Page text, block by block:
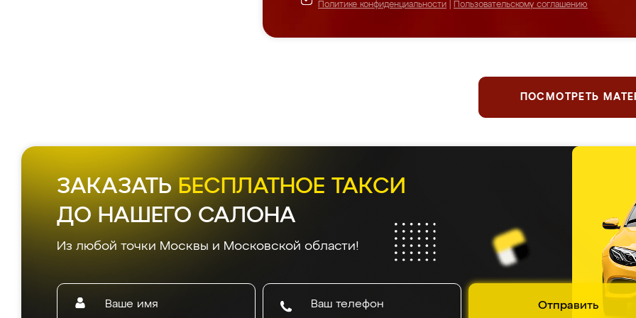
Политике конфиденциальности Пользовательскому соглашению
ПОСМОТРЕТЬ
ЗАКАЗАТЬ БЕСПЛАТНОЕ ТАКСИ
ДО НАШЕГО САЛОНА
Из любой точки Москвы и Московской области!
Отправить